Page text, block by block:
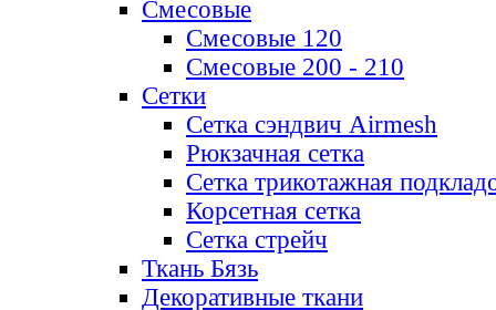
Смесовые
Смесовые 120
Смесовые 200 - 210
Сетки
Сетка сэндвич Airmesh
Рюкзачная сетка
Сетка трикотажная
Корсетная сетка
Сетка стрейч
Ткань Бязь
Декоративные ткани